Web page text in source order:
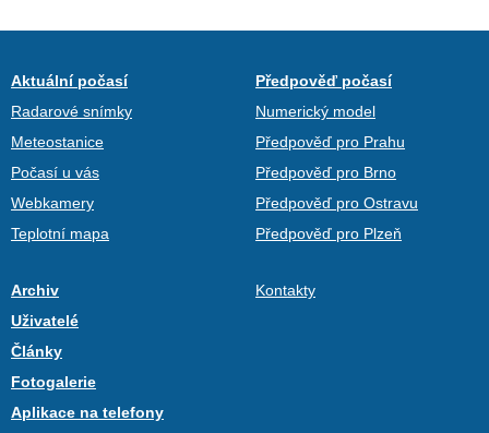
Aktuální počasí
Radarové snímky
Meteostanice
Počasí u vás
Webkamery
Teplotní mapa
Předpověď počasí
Numerický model
Předpověď pro Prahu
Předpověď pro Brno
Předpověď pro Ostravu
Předpověď pro Plzeň
Archiv
Uživatelé
Články
Fotogalerie
Aplikace na telefony
Kontakty